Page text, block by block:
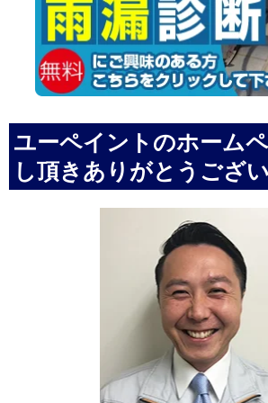
ユーペイントのホーム
し頂きありがとうござ